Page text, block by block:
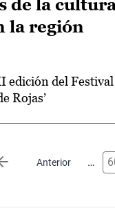
de la
la región
edición del Festival
Rojas’
Anterior
Página anterior …